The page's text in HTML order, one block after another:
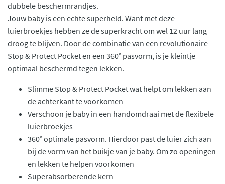
dubbele beschermrandjes.
Jouw baby is een echte superheld. Want met deze
luierbroekjes hebben ze de superkracht om wel 12 uur lang
droog te blijven. Door de combinatie van een revolutionaire
Stop & Protect Pocket en een 360° pasvorm, is je kleintje
optimaal beschermd tegen lekken.
Slimme Stop & Protect Pocket wat helpt om lekken aan
de achterkant te voorkomen
Verschoon je baby in een handomdraai met de flexibele
luierbroekjes
360° optimale pasvorm. Hierdoor past de luier zich aan
bij de vorm van het buikje van je baby. Om zo openingen
en lekken te helpen voorkomen
Superabsorberende kern